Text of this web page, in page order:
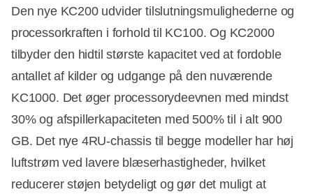
Den nye KC200 udvider tilslutningsmulighederne og
processorkraften i forhold til KC100. Og KC2000
tilbyder den hidtil største kapacitet ved at fordoble
antallet af kilder og udgange på den nuværende
KC1000. Det øger processorydeevnen med mindst
30% og afspillerkapaciteten med 500% til i alt 900
GB. Det nye 4RU-chassis til begge modeller har høj
luftstrøm ved lavere blæserhastigheder, hvilket
reducerer støjen betydeligt og gør det muligt at